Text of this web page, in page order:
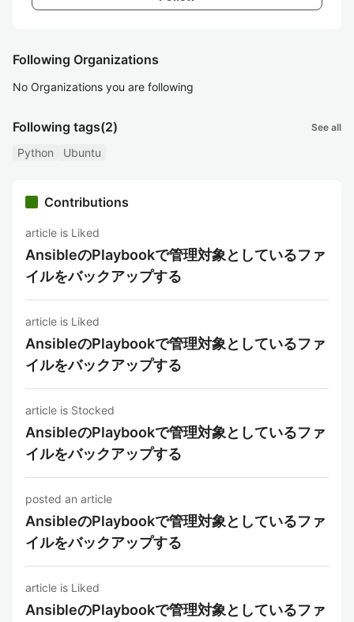
Following Organizations
No Organizations you are following
Following tags(2) See all
Python Ubuntu
Contributions
article is Liked
AnsibleのPlaybookで管理対象としているファ
イルをバックアップする
article is Liked
AnsibleのPlaybookで管理対象としているファ
イルをバックアップする
article is Stocked
AnsibleのPlaybookで管理対象としているファ
イルをバックアップする
posted an article
AnsibleのPlaybookで管理対象としているファ
イルをバックアップする
article is Liked
AnsibleのPlaybookで管理対象としているファ